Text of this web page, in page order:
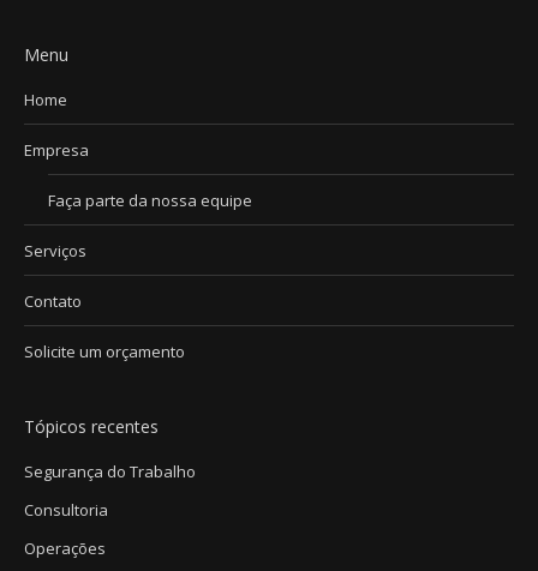
Menu
Home
Empresa
Faça parte da nossa equipe
Serviços
Contato
Solicite um orçamento
Tópicos recentes
Segurança do Trabalho
Consultoria
Operações